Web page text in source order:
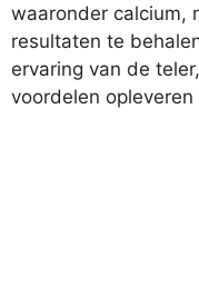
waaronder calcium,
resultaten te
ervaring van de
voordelen